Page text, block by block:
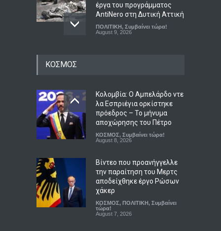
έργα του προγράμματος
AntiNero στη Δυτική Αττική
ΠΟΛΙΤΙΚΗ, Συμβαίνει τώρα!
August 9, 2026
LIFESTYLE, ΠΟΛΙΤΙΚΗ
August 8, 2026
Η Βουλγαρία κατηγορεί το
Κίεβο για drone με
εκρηκτικά που συνετρίβη
αερίου
ΚΟΣΜΟΣ,ΠΟΛΙΤΙΚΗ,Συμβαίνει
τώρα!
August 8, 2026
ΚΟΣΜΟΣ
Κολομβία: Ο Αμπελάρδο ντε
λα Εσπριέγια ορκίστηκε
πρόεδρος – Το μήνυμα
αποχώρησης του Πέτρο
ΚΟΣΜΟΣ, Συμβαίνει τώρα!
August 8, 2026
Βίντεο που προανήγγελλε
την παραίτηση του Μερτς
αποδείχθηκε έργο Ρώσων
χάκερ
ΚΟΣΜΟΣ, ΠΟΛΙΤΙΚΗ, Συμβαίνει
τώρα!
August 7, 2026